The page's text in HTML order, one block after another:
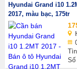
Hyundai Grand i10
2017, màu bạc, 175tr
Số